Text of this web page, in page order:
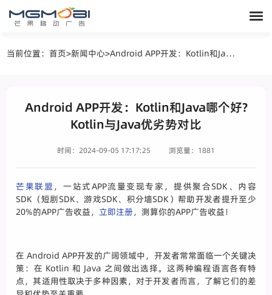
当前位置：首页>新闻中心> Android APP开发：Kotlin和Java哪个好?Kotlin与Java优劣势对比
Android APP开发：Kotlin和Java哪个好?
Kotlin与Java优劣势对比
时间：2024-09-05 17:17:25 浏览量：1881
芒果联盟 ，一站式APP流量变现专家，提供聚合SDK、内容
SDK（短剧SDK、游戏SDK、积分墙SDK）帮助开发者提升至少
20%的APP广告收益， 立即注册，测算你的APP广告收益！
在 Android APP开发的广阔领域中，开发者常常面临一个关键决
策：在 Kotlin 和 Java 之间做出选择。这两种编程语言各有特
点，其适用性取决于多种因素，对于开发者而言，了解它们的差